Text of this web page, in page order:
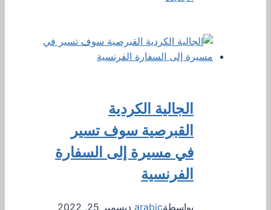
الجالية الكردية
القبرصية سوف تسير
في مسيرة إلى السفارة
الفرنسية
بواسطةarabic ديسمبر 25, 2022